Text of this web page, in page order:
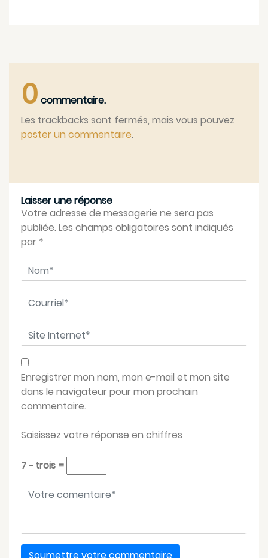
0 commentaire.
Les trackbacks sont fermés, mais vous pouvez
poster un commentaire.
Laisser une réponse
Votre adresse de messagerie ne sera pas
publiée. Les champs obligatoires sont indiqués
par *
Nom*
Courriel*
Site Internet*
Enregistrer mon nom, mon e-mail et mon site
dans le navigateur pour mon prochain
commentaire.
Saisissez votre réponse en chiffres
7 − trois =
Votre message*